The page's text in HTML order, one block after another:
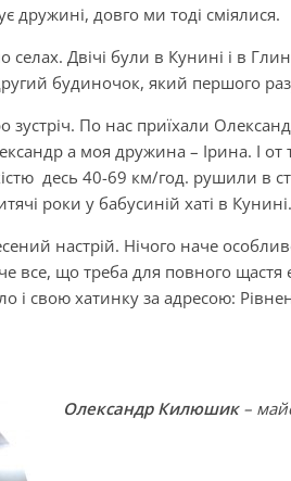
дружині, довго ми тоді сміялися.
селах. Двічі були в Кунині і в
будиночок, який першого
По нас приїхали
а моя дружина – Ірина. І от
десь 40-69 км/год. рушили в
роки у бабусиній хаті в Кунині.
настрій. Нічого наче
все, що треба для повного
і свою хатинку за адресою:
Олександр Килюшик–